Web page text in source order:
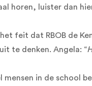
horen, luister dan
feit dat RBOB de
te denken. Angela: “
in de school